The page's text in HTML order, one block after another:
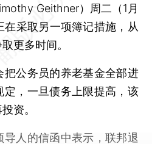
Geithner）周二（1月
在采取另一项簿记措施，从
更多时间。
公务员的养老基金全部进
，一旦债务上限提高，该
资。
人的信函中表示，联邦退